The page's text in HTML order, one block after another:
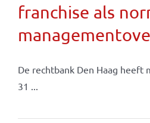
franchise als
De rechtbank Den Haag heeft
31 ...